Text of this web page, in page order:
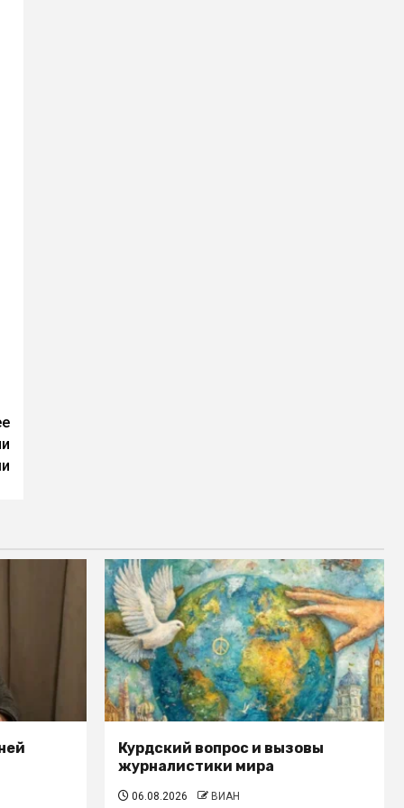
Курдский вопрос и вызовы
журналистики мира
06.08.2026 ВИАН